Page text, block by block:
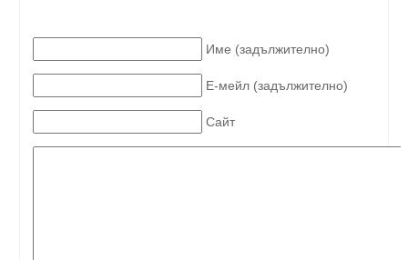
Име (задължително)
Е-мейл (задължително)
Сайт